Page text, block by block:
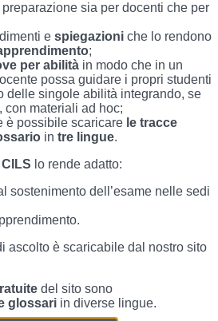
preparazione sia per docenti che per
espiegazioni che lo rendono
;
per abilità in modo che in un
possa guidare i propri studenti
delle singole abilità integrando, se
con materiali ad hoc;
è possibile scaricare le tracce
in tre lingue.
lo rende adatto:
sostenimento dell’esame nelle sedi
ascolto è scaricabile dal nostro sito
del sito sono
glossari in diverse lingue.